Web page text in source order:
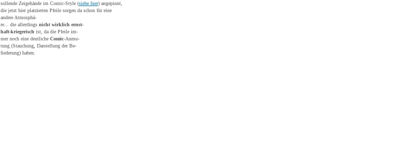
sollende Zeigehände im Comic-Style (siehe hier) angepinnt,
die jetzt hier platzierten Pfeile sorgen da schon für eine
andere Atmosphä-
re... die allerdings nicht wirklich ernst-
haft-kriegerisch ist, da die Pfeile im-
mer noch eine deutliche Comic-Anmu-
tung (Stauchung, Darstellung der Be-
fiederung) haben.